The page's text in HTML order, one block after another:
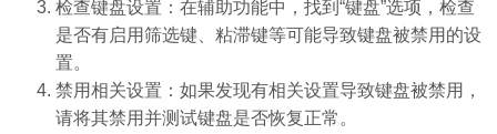
检查键盘设置：在辅助功能中，找到“键盘”选项，检查
是否有启用筛选键、粘滞键等可能导致键盘被禁用的设
置。
禁用相关设置：如果发现有相关设置导致键盘被禁用，
请将其禁用并测试键盘是否恢复正常。